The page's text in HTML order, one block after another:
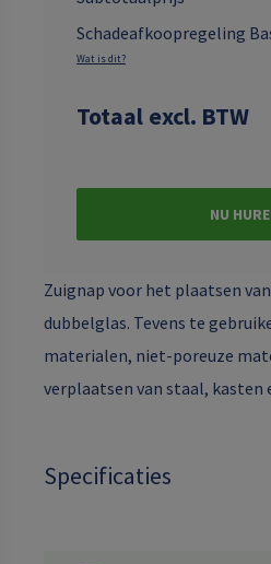
Schadeafkoopregeling
Wat is dit?
Totaal excl. BTW
NU
Zuignap voor het plaatsen
dubbelglas. Tevens te
materialen, niet-poreuze
verplaatsen van staal, kasten
Specificaties